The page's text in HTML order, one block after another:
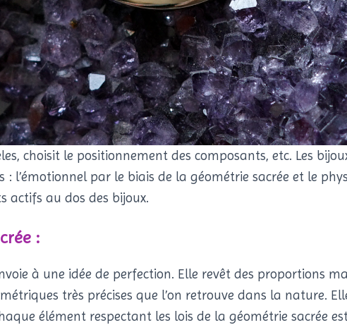
choisit le positionnement des composants, etc. Les
: l’émotionnel par le biais de la géométrie sacrée et le
actifs au dos des bijoux.
:
à une idée de perfection. Elle revêt des proportions
très précises que l’on retrouve dans la nature.
élément respectant les lois de la géométrie sacrée